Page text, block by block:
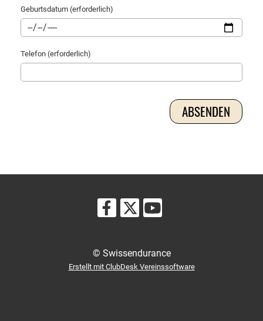
Geburtsdatum (erforderlich)
Telefon (erforderlich)
© Swissendurance
Erstellt mit ClubDesk Vereinssoftware